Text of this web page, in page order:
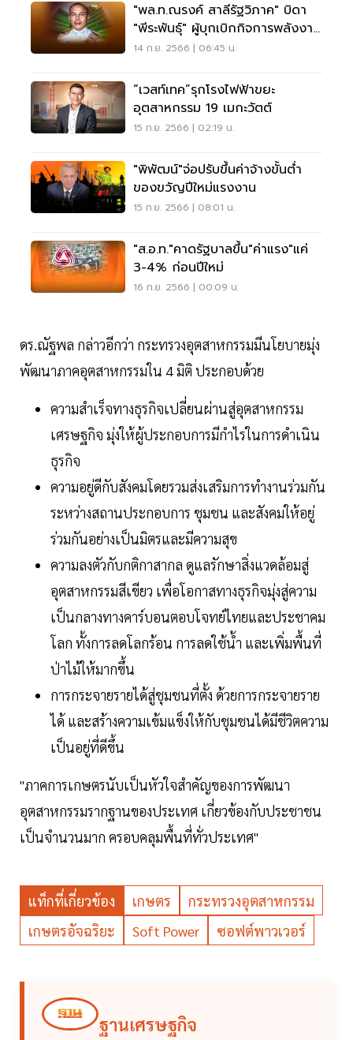
"พล.ท.ณรงค์ สาลีรัฐวิภาค" บิดา
"พีระพันธุ์" ผู้บุกเบิกกิจการพลังงาน
ในอดีต
14 ก.ย. 2566 | 06:45 น.
“เวสท์เทค”รุกโรงไฟฟ้าขยะ
อุตสาหกรรม 19 เมกะวัตต์
15 ก.ย. 2566 | 02:19 น.
"พิพัฒน์"จ่อปรับขึ้นค่าจ้างขั้นต่ำ
ของขวัญปีใหม่แรงงาน
15 ก.ย. 2566 | 08:01 น.
"ส.อ.ท."คาดรัฐบาลขึ้น"ค่าแรง"แค่
3-4% ก่อนปีใหม่
16 ก.ย. 2566 | 00:09 น.
ดร.ณัฐพล กล่าวอีกว่า กระทรวงอุตสาหกรรมมีนโยบายมุ่ง
พัฒนาภาคอุตสาหกรรมใน 4 มิติ ประกอบด้วย
ความสำเร็จทางธุรกิจเปลี่ยนผ่านสู่อุตสาหกรรม
เศรษฐกิจ มุ่งให้ผู้ประกอบการมีกำไรในการดำเนิน
ธุรกิจ
ความอยู่ดีกับสังคมโดยรวมส่งเสริมการทำงานร่วมกัน
ระหว่างสถานประกอบการ ชุมชน และสังคมให้อยู่
ร่วมกันอย่างเป็นมิตรและมีความสุข
ความลงตัวกับกติกาสากล ดูแลรักษาสิ่งแวดล้อมสู่
อุตสาหกรรมสีเขียว เพื่อโอกาสทางธุรกิจมุ่งสู่ความ
เป็นกลางทางคาร์บอนตอบโจทย์ไทยและประชาคม
โลก ทั้งการลดโลกร้อน การลดใช้น้ำ และเพิ่มพื้นที่
ป่าไม้ให้มากขึ้น
การกระจายรายได้สู่ชุมชนที่ตั้ง ด้วยการกระจายราย
ได้ และสร้างความเข้มแข็งให้กับชุมชนได้มีชีวิตความ
เป็นอยู่ที่ดีขึ้น
"ภาคการเกษตรนับเป็นหัวใจสำคัญของการพัฒนา
อุตสาหกรรมรากฐานของประเทศ เกี่ยวข้องกับประชาชน
เป็นจำนวนมาก ครอบคลุมพื้นที่ทั่วประเทศ"
แท็กที่เกี่ยวข้อง เกษตร
กระทรวงอุตสาหกรรม
เกษตรอัจฉริยะ
Soft Power ซอฟต์พาวเวอร์
ฐานเศรษฐกิจ